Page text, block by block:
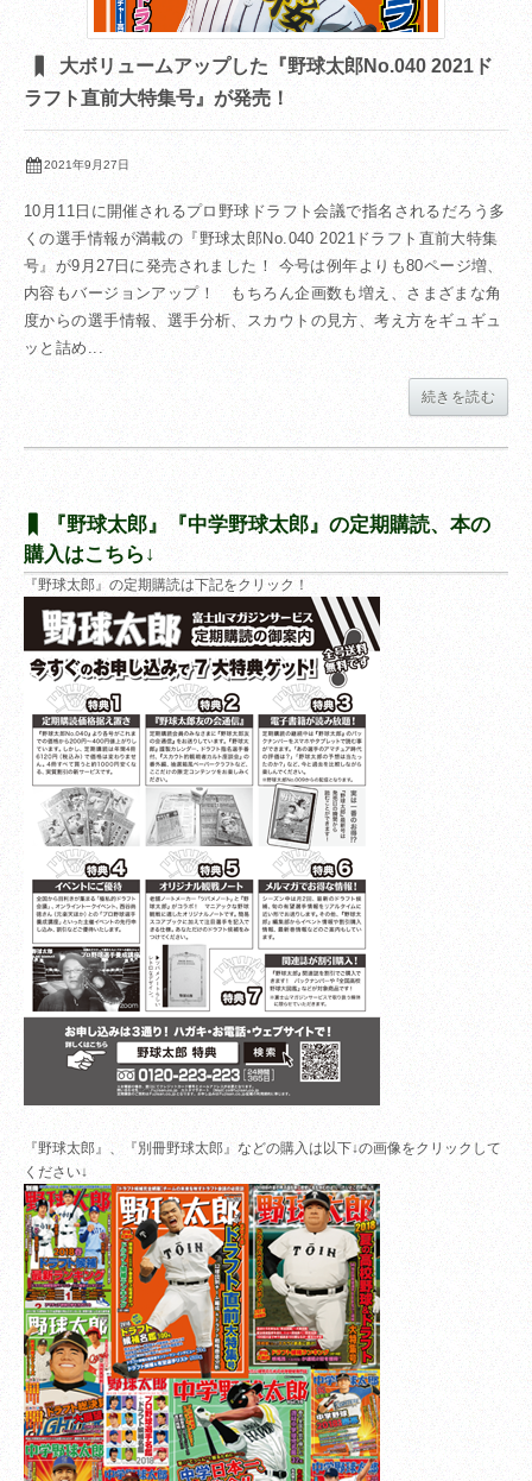
大ボリュームアップした『野球太郎No.040 2021ド
ラフト直前大特集号』が発売！
2021年9月27日
10月11日に開催されるプロ野球ドラフト会議で指名されるだろう多
くの選手情報が満載の『野球太郎No.040 2021ドラフト直前大特集
号』が9月27日に発売されました！ 今号は例年よりも80ページ増、
内容もバージョンアップ！ もちろん企画数も増え、さまざまな角
度からの選手情報、選手分析、スカウトの見方、考え方をギュギュ
ッと詰め...
続きを読む
『野球太郎』『中学野球太郎』の定期購読、本の
購入はこちら↓
『野球太郎』の定期購読は下記をクリック！
『野球太郎』、『別冊野球太郎』などの購入は以下↓の画像をクリックして
ください↓